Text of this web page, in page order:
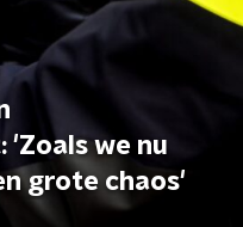
we nu
grote chaos'